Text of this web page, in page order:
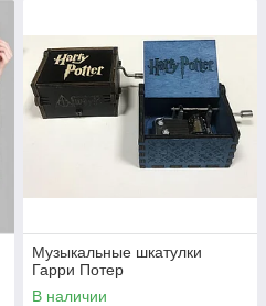
Музыкальные шкатулки
Гарри Потер
В наличии